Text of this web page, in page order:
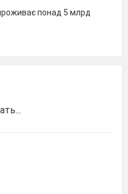
понад 5 млрд